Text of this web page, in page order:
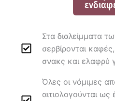
Στα διαλείμματα
σερβίρονται
σνακς και ελαφρύ
Όλες οι νόμιμες
αιτιολογούνται ως